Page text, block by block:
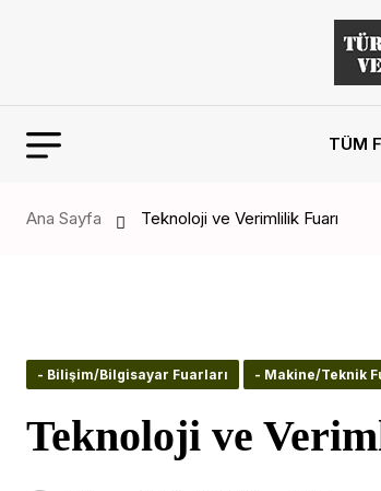
TÜM
Ana Sayfa Teknoloji ve Verimlilik Fuarı
- Bilişim/Bilgisayar Fuarları - Makine/Teknik
Teknoloji ve